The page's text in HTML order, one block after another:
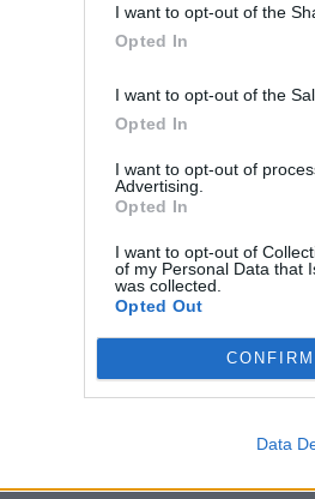
I want to opt-out of the
Opted In
I want to opt-out of the
Opted In
I want to opt-out of
Advertising.
Opted In
I want to opt-out of
of my Personal Data that
was collected.
Opted Out
CONFIRM
Data
walkę z golizną w
po zamieszczeniu w mediach
sopockiego portalu esopot.pl
policji
chodnikiem w towarzystwie kobiety,